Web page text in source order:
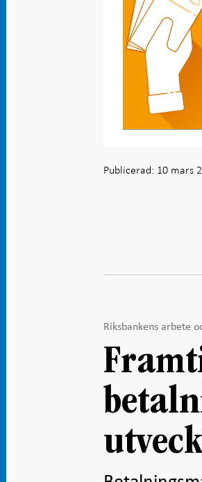
Publicerad: 10 mars
Riksbankens arbete